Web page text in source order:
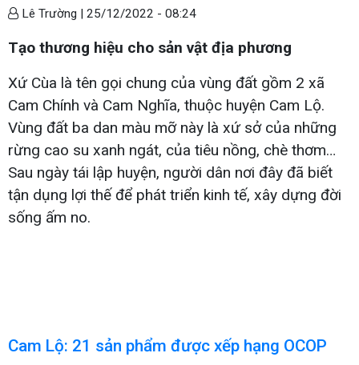
Lê Trường | 25/12/2022 - 08:24
Tạo thương hiệu cho sản vật địa phương
Xứ Cùa là tên gọi chung của vùng đất gồm 2 xã
Cam Chính và Cam Nghĩa, thuộc huyện Cam Lộ.
Vùng đất ba dan màu mỡ này là xứ sở của những
rừng cao su xanh ngát, của tiêu nồng, chè thơm…
Sau ngày tái lập huyện, người dân nơi đây đã biết
tận dụng lợi thế để phát triển kinh tế, xây dựng đời
sống ấm no.
Cam Lộ: 21 sản phẩm được xếp hạng OCOP